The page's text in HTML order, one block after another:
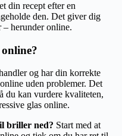
din recept efter en
den. Det giver dig
– herunder online.
og har din korrekte
uden problemer. Det
du kan vurdere kvaliteten,
glas online.
briller ned? Start med at